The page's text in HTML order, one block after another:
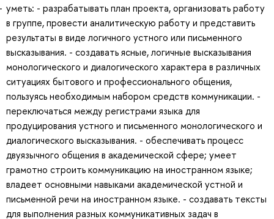
уметь: - разрабатывать план проекта, организовать работу
в группе, провести аналитическую работу и представить
результаты в виде логичного устного или письменного
высказывания. - создавать ясные, логичные высказывания
монологического и диалогического характера в различных
ситуациях бытового и профессионального общения,
пользуясь необходимым набором средств коммуникации. -
переключаться между регистрами языка для
продуцирования устного и письменного монологического и
диалогического высказывания. - обеспечивать процесс
двуязычного общения в академической сфере; умеет
грамотно строить коммуникацию на иностранном языке;
владеет основными навыками академической устной и
письменной речи на иностранном языке. - создавать тексты
для выполнения разных коммуникативных задач в